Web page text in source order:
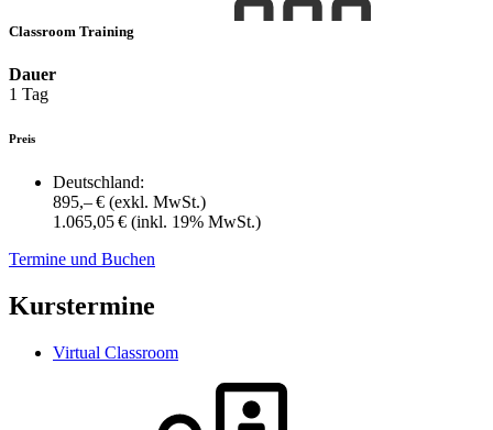
Classroom Training
Dauer
1 Tag
Preis
Deutschland:
895,– € (exkl. MwSt.)
1.065,05 € (inkl. 19% MwSt.)
Termine und Buchen
Kurstermine
Virtual Classroom